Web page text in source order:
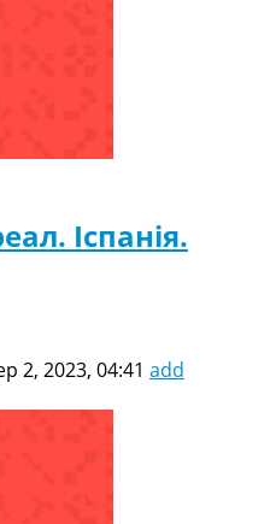
Іспанія.
2, 2023, 04:41 add